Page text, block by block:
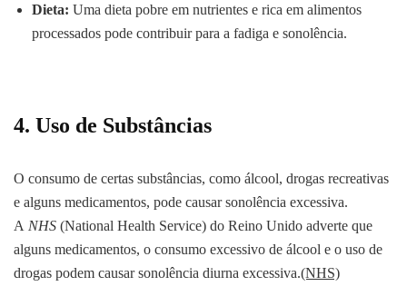
Dieta: Uma dieta pobre em nutrientes e rica em alimentos
processados pode contribuir para a fadiga e sonolência.
4. Uso de Substâncias
O consumo de certas substâncias, como álcool, drogas recreativas
e alguns medicamentos, pode causar sonolência excessiva.
A NHS (National Health Service) do Reino Unido adverte que
alguns medicamentos, o consumo excessivo de álcool e o uso de
drogas podem causar sonolência diurna excessiva.(NHS)